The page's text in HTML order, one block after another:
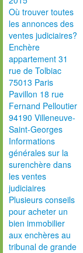
Où trouver toutes
les annonces des
ventes judiciaires?
Enchère
appartement 31
rue de Tolbiac
75013 Paris
Pavillon 18 rue
Fernand Pelloutier
94190 Villeneuve-
Saint-Georges
Informations
générales sur la
surenchère dans
les ventes
judiciaires
Plusieurs conseils
pour acheter un
bien immobilier
aux enchères au
tribunal de grande